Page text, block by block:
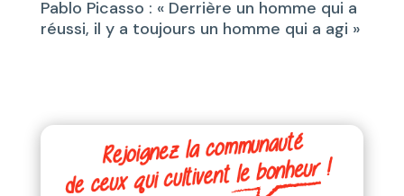
Pablo Picasso : « Derrière un homme qui a
réussi, il y a toujours un homme qui a agi »